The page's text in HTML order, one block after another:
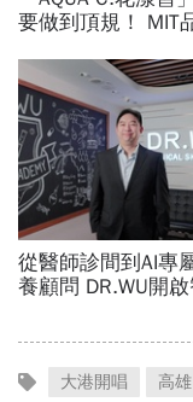
大港開唱 高雄